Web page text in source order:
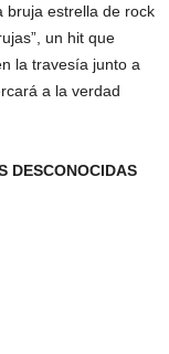
bruja estrella de rock
un hit que
la travesía junto a
a la verdad
DESCONOCIDAS